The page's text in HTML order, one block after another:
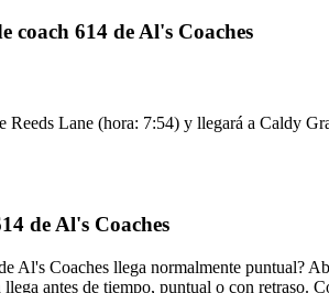
coach 614 de Al's Coaches
Reeds Lane (hora: 7:54) y llegará a Caldy
de Al's Coaches
Al's Coaches llega normalmente puntual?
antes de tiempo, puntual o con retraso.